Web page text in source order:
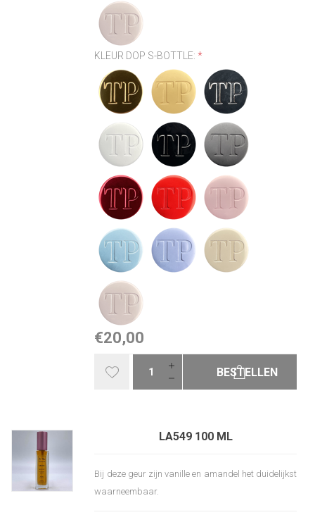
KLEUR DOP S-BOTTLE:*
€20,00
BESTELLEN
LA549 100 ML
Bij deze geur zijn vanille en amandel het duidelijkst
waarneembaar.